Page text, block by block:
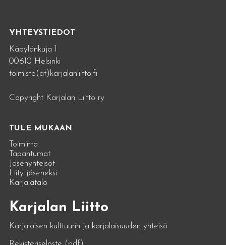
YHTEYSTIEDOT
Käpylänkuja 1
00610 Helsinki
toimisto(at)karjalanliitto.fi
Copyright Karjalan Liitto ry
TULE MUKAAN
Toiminta
Tapahtumat
Jäsenyhteisöt
Liity jäseneksi
Karjalatalo
Karjalan Liitto
Karjalaisen kulttuurin ja karjalaisuuden yhteisö